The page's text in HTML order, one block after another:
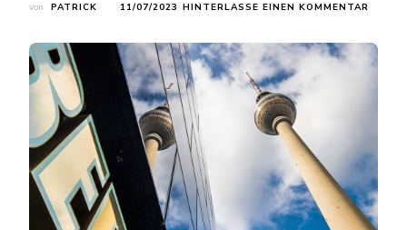
von PATRICK 11/07/2023 HINTERLASSE EINEN KOMMENTAR
FÜR